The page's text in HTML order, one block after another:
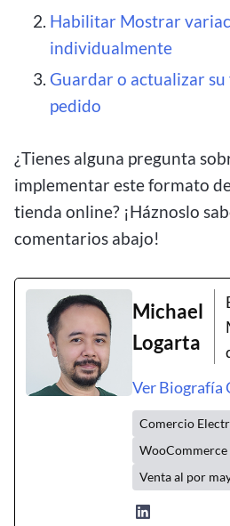
Habilitar Mostrar
individualmente
Guardar o actualizar
pedido
¿Tienes alguna pregunta
implementar este formato
tienda online? ¡Háznoslo
comentarios abajo!
Michael
Logarta
Ver Biografía
Comercio
WooCommerce
Venta al por